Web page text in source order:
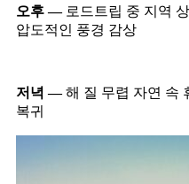
오후 —로드트립 중 지역
압도적인 풍경 감상
저녁 —해 질 무렵 자연 속
복귀